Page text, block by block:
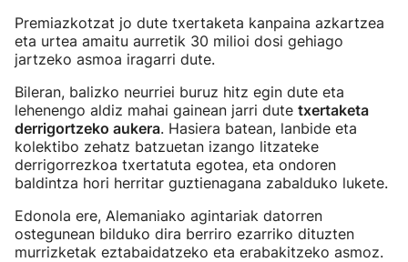
Premiazkotzat jo dute txertaketa kanpaina azkartzea
eta urtea amaitu aurretik 30 milioi dosi gehiago
jartzeko asmoa iragarri dute.
Bileran, balizko neurriei buruz hitz egin dute eta
lehenengo aldiz mahai gainean jarri dute txertaketa
derrigortzeko aukera. Hasiera batean, lanbide eta
kolektibo zehatz batzuetan izango litzateke
derrigorrezkoa txertatuta egotea, eta ondoren
baldintza hori herritar guztienagana zabalduko lukete.
Edonola ere, Alemaniako agintariak datorren
ostegunean bilduko dira berriro ezarriko dituzten
murrizketak eztabaidatzeko eta erabakitzeko asmoz.